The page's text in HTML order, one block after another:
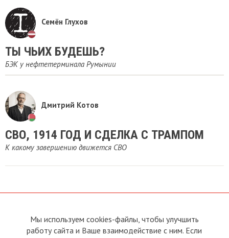
Семён Глухов
ТЫ ЧЬИХ БУДЕШЬ?
БЭК у нефтетерминала Румынии
Дмитрий Котов
​СВО, 1914 ГОД И СДЕЛКА С ТРАМПОМ
К какому завершению движется СВО
О сайте
Прямая связь с
Председателем
Мы используем cookies-файлы, чтобы улучшить
работу сайта и Ваше взаимодействие с ним. Если